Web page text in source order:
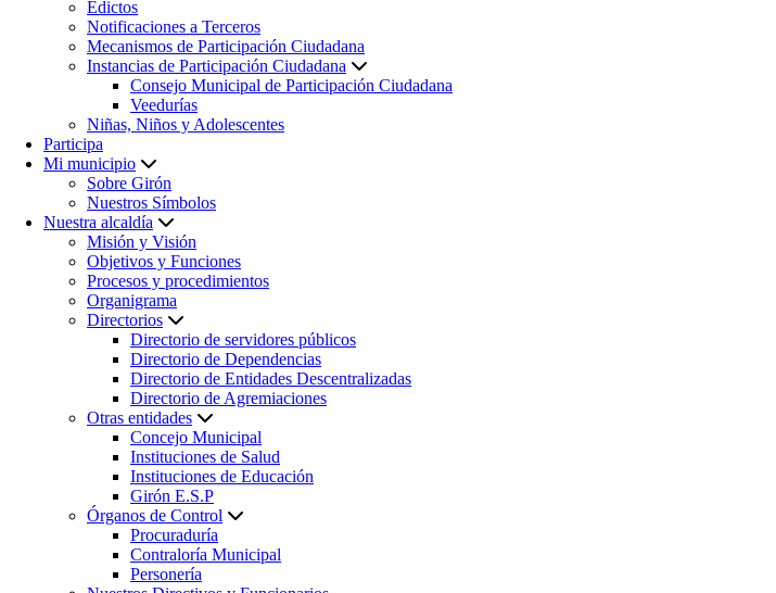
Edictos
Notificaciones a Terceros
Mecanismos de Participación Ciudadana
Instancias de Participación Ciudadana
Consejo Municipal de Participación Ciudadana
Veedurías
Niñas, Niños y Adolescentes
Participa
Mi municipio
Sobre Girón
Nuestros Símbolos
Nuestra alcaldía
Misión y Visión
Objetivos y Funciones
Procesos y procedimientos
Organigrama
Directorios
Directorio de servidores públicos
Directorio de Dependencias
Directorio de Entidades Descentralizadas
Directorio de Agremiaciones
Otras entidades
Concejo Municipal
Instituciones de Salud
Instituciones de Educación
Girón E.S.P
Órganos de Control
Procuraduría
Contraloría Municipal
Personería